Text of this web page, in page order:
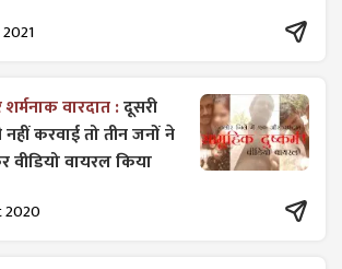
वारदात :दूसरी
करवाई तो तीन जनों ने
वीडियो वायरल किया
2020